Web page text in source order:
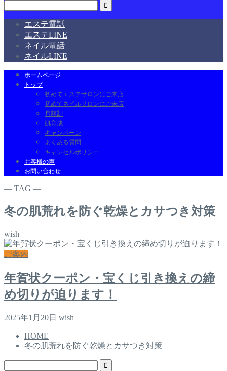
エステ電話
エステLINE
ネイル電話
ネイルLINE
ホームページ
トップ
初めてエステサロンにご来店
初めてネイルサロンにご来店
月額制
肌育成
キャンペーン
よくある質問
キャンセルポリシー
お客様の声
お問い合わせ
― TAG ―
冬の肌荒れを防ぐ乾燥とカサつき対策
wish
ご案内
年賀状クーポン・宝くじ引き換えの締
め切りが迫ります！
2025年1月20日 wish
HOME
冬の肌荒れを防ぐ乾燥とカサつき対策